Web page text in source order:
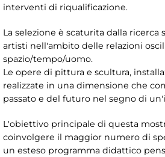
interventi di riqualificazione.
La selezione è scaturita dalla ricerca
artisti nell'ambito delle relazioni
spazio/tempo/uomo.
Le opere di pittura e scultura,
realizzate in una dimensione che
passato e del futuro nel segno di
L'obiettivo principale di questa
coinvolgere il maggior numero di
un esteso programma didattico